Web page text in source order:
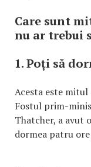
Care sunt
nu ar trebui
1. Poți să
Acesta este mitul
Fostul prim-
Thatcher, a avut
dormea patru